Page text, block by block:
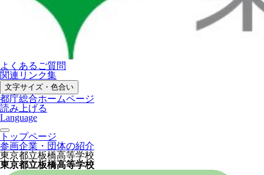
よくあるご質問
関連リンク集
文字サイズ・色合い
都庁総合ホームページ
読み上げる
Language
トップページ
参画企業・団体の紹介
東京都立板橋高等学校
東京都立板橋高等学校